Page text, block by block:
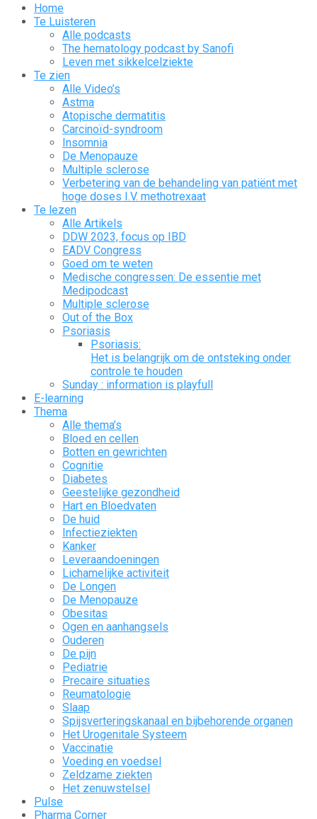
Home
Te Luisteren
Alle podcasts
The hematology podcast by Sanofi
Leven met sikkelcelziekte
Te zien
Alle Video’s
Astma
Atopische dermatitis
Carcinoïd-syndroom
Insomnia
De Menopauze
Multiple sclerose
Verbetering van de behandeling van patiënt met
hoge doses I.V. methotrexaat
Te lezen
Alle Artikels
DDW 2023, focus op IBD
EADV Congress
Goed om te weten
Medische congressen: De essentie met
Medipodcast
Multiple sclerose
Out of the Box
Psoriasis
Psoriasis:
Het is belangrijk om de ontsteking onder
controle te houden
Sunday : information is playfull
E-learning
Thema
Alle thema’s
Bloed en cellen
Botten en gewrichten
Cognitie
Diabetes
Geestelijke gezondheid
Hart en Bloedvaten
De huid
Infectieziekten
Kanker
Leveraandoeningen
Lichamelijke activiteit
De Longen
De Menopauze
Obesitas
Ogen en aanhangsels
Ouderen
De pijn
Pediatrie
Precaire situaties
Reumatologie
Slaap
Spijsverteringskanaal en bijbehorende organen
Het Urogenitale Systeem
Vaccinatie
Voeding en voedsel
Zeldzame ziekten
Het zenuwstelsel
Pulse
Pharma Corner